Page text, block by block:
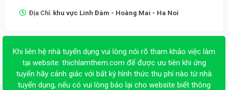
Địa Chỉ: khu vực Linh Đàm - Hoàng Mai - Ha Noi
Khi liên hệ nhà tuyển dụng vui lòng nói rõ tham khảo việc làm
tại website: thichlamthem.com để được ưu tiên khi ứng
tuyển hãy cảnh giác với bất kỳ hình thức thu phí nào từ nhà
tuyển dụng, nếu có vui lòng báo lại cho website biết thông